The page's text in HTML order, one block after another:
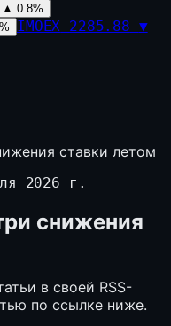
▲ 0.8%
% IMOEX 2285.88 ▼
ставки летом
2026 г.
снижения
в своей RSS-
по ссылке ниже.